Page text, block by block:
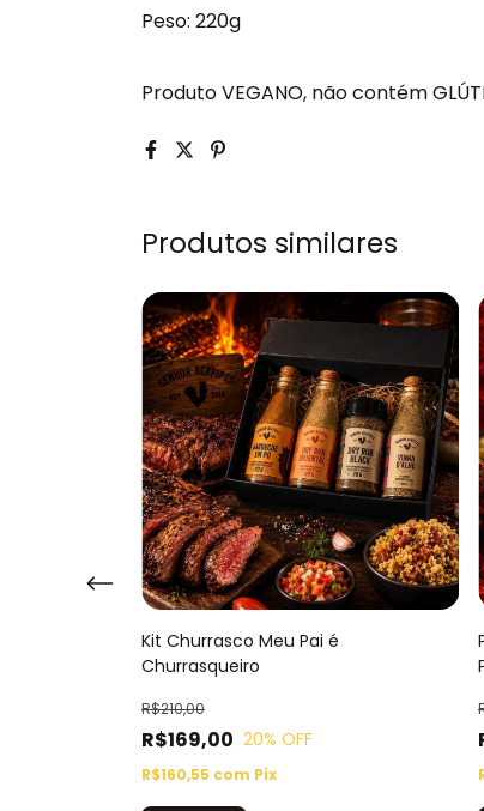
Peso: 220g
Produto VEGANO, não contém
Produtos similares
Kit Churrasco Meu Pai é
Churrasqueiro
R$169,00
R$210,00
20% OFF
R$160,55 com Pix